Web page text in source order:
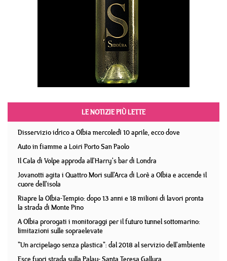
LE NOTIZIE PIÙ LETTE
Disservizio idrico a Olbia mercoledì 10 aprile, ecco dove
Auto in fiamme a Loiri Porto San Paolo
Il Cala di Volpe approda all'Harry's bar di Londra
Jovanotti agita i Quattro Mori sull'Arca di Lorè a Olbia e accende il
cuore dell'isola
Riapre la Olbia-Tempio: dopo 13 anni e 18 milioni di lavori pronta
la strada di Monte Pino
A Olbia prorogati i monitoraggi per il futuro tunnel sottomarino:
limitazioni sulle sopraelevate
"Un arcipelago senza plastica": dal 2018 al servizio dell'ambiente
Esce fuori strada sulla Palau- Santa Teresa Gallura